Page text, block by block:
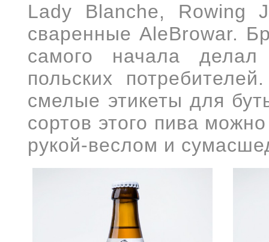
Lady Blanche, Rowing
сваренные AleBrowar.
самого началаделал
польских
смелые этикеты для
сортов этого пива
рукой-веслом и